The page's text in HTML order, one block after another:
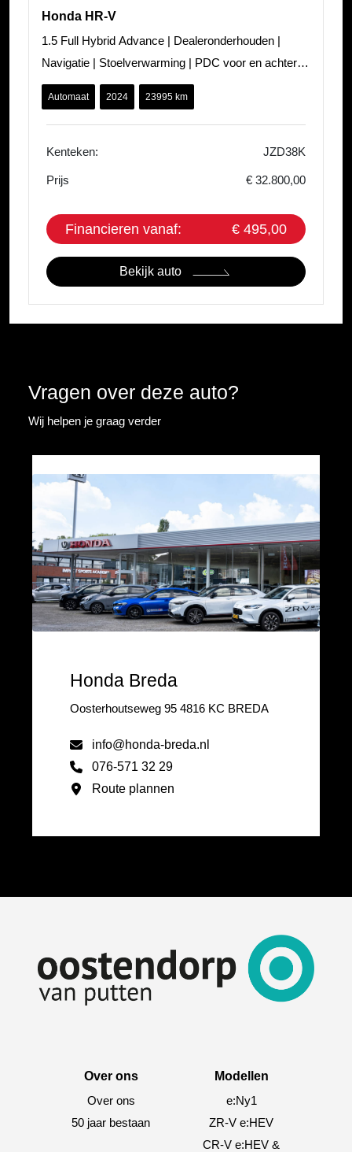
Honda HR-V
1.5 Full Hybrid Advance | Dealeronderhouden |
Navigatie | Stoelverwarming | PDC voor en achter |
Elektrische achterklep | Camera
Automaat 2024 23995 km
Kenteken: JZD38K
Prijs € 32.800,00
Financieren vanaf: € 495,00
Bekijk auto
Vragen over deze auto?
Wij helpen je graag verder
Honda Breda
Oosterhoutseweg 95 4816 KC BREDA
info@honda-breda.nl
076-571 32 29
Route plannen
Over ons
Over ons
50 jaar bestaan
Modellen
e:Ny1
ZR-V e:HEV
CR-V e:HEV &